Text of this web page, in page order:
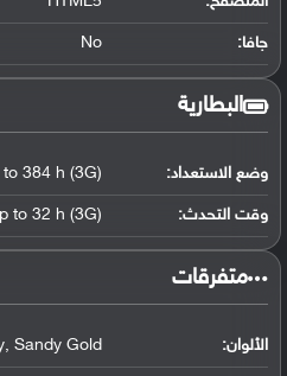
جافا: No
البطارية
وضع الاستعداد: to 384 h (3G)
وقت التحدث: to 32 h (3G)
‏متفرقات‏
الألوان: Sandy Gold